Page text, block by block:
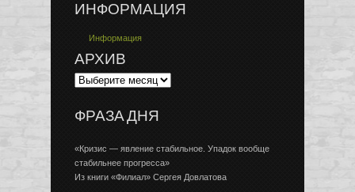
ИНФОРМАЦИЯ
Информация
АРХИВ
ФРАЗА ДНЯ
«Кризис — явление стабильное. Упадок вообще
стабильнее прогресса»
Из книги «Филиал» Сергея Довлатова